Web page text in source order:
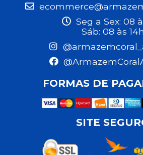
Seg a Sex: 08
Sáb: 08 às 14h
FORMAS DE
SITE